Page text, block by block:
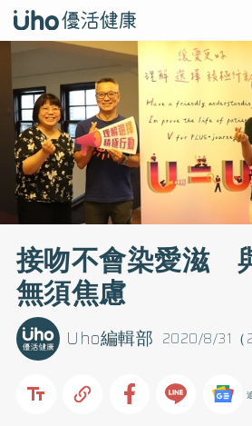
接吻不會染愛滋
無須焦慮
2020/8/31（
Uho編輯部